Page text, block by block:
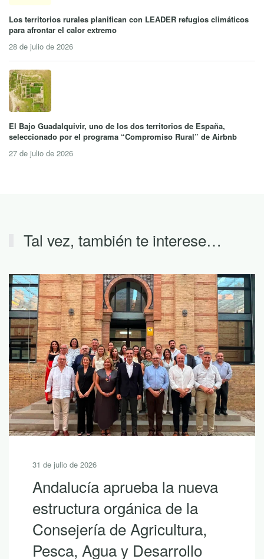
Los territorios rurales planifican con LEADER refugios climáticos
para afrontar el calor extremo
28 de julio de 2026
El Bajo Guadalquivir, uno de los dos territorios de España,
seleccionado por el programa “Compromiso Rural” de Airbnb
27 de julio de 2026
Tal vez, también te interese…
31 de julio de 2026
Andalucía aprueba la nueva
estructura orgánica de la
Consejería de Agricultura,
Pesca, Agua y Desarrollo